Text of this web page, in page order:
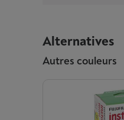
Alternatives
Autres couleurs